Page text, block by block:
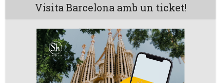
Visita Barcelona amb un ticket!